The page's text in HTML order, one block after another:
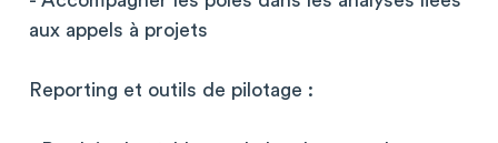
aux appels à projets
Reporting et outils de pilotage :